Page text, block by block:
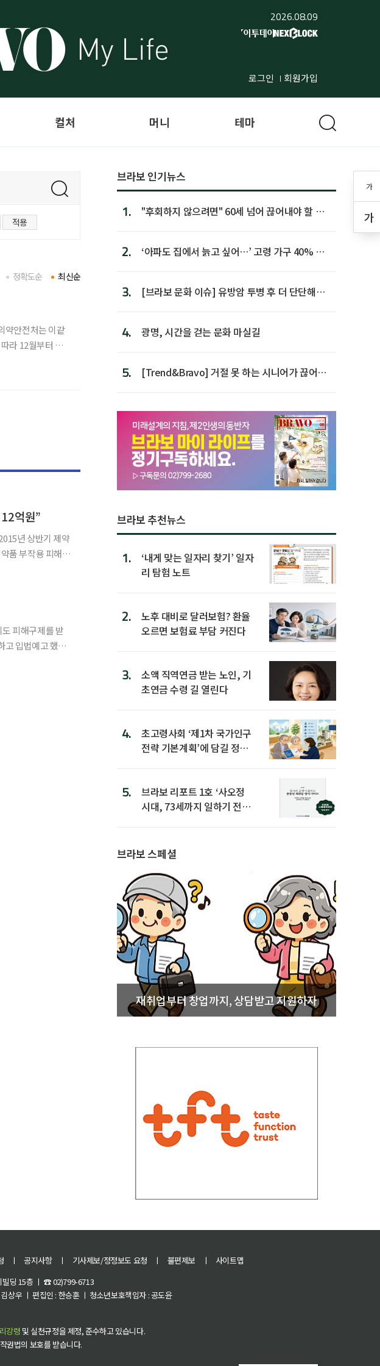
2026.08.09
로그인 회원가입
가
가
컬처 머니 테마
적용
최신순
정확도순
억원”
년 상반기 제약
피해구제를 받
브라보 인기뉴스
1.
"후회하지 않으려면" 60세 넘어 끊어내야 할 사
2.
‘아파도 집에서 늙고 싶어…’ 고령 가구 40% 노
3.
[브라보 문화 이슈] 유방암 투병 후 더 단단해진
4. 광명, 시간을 걷는 문화 마실길
5.
[Trend&Bravo] 거절 못 하는 시니어가 끊어야
브라보 추천뉴스
1.
‘내게 맞는 일자리 찾기’ 일자
리 탐험 노트
2.
노후 대비로 달러보험? 환율
오르면 보험료 부담 커진다
3.
소액 직역연금 받는 노인, 기
초연금 수령 길 열린다
4.
초고령사회 ‘제1차 국가인구
전략 기본계획’에 담길 정책
5.
브라보 리포트 1호 ‘사오정
시대, 73세까지 일하기 전략’
브라보 스페셜
재취업부터 창업까지, 상담받고 지원하자
ㅣ 공지사항 ㅣ 기사제보/정정보도 요청 ㅣ 불편제보 ㅣ
사이트맵
빌딩 15층 ㅣ ☎ 02)799-6713
상우 ㅣ 편집인 : 한승훈 ㅣ 청소년보호책임자 : 공도윤
강령 및 실천규정을 제정, 준수하고 있습니다.
권법의 보호를 받습니다.